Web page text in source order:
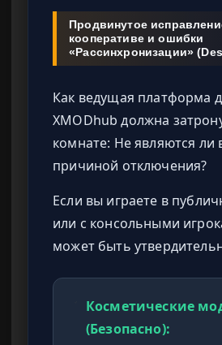
Продвинутое
кооперативе и ошибки
«Рассинхронизации»
Как ведущая платформа
XMODhub должна
комнате: Не являются
причиной отключения?
Если вы играете в
или с консольными
может быть
Косметические
(Безопасно):